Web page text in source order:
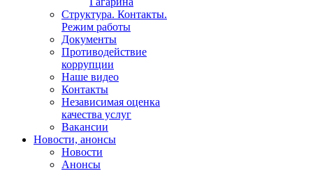
Структура. Контакты.
Режим работы
Документы
Противодействие
коррупции
Наше видео
Контакты
Независимая оценка
качества услуг
Вакансии
Новости, анонсы
Новости
Анонсы